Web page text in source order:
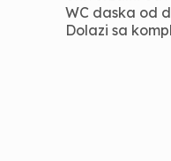
WC daska od
Dolazi sa